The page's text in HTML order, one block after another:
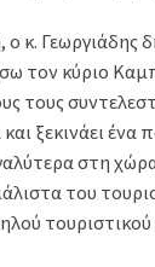
κ. Γεωργιάδης
τον κύριο
τους
ξεκινάει ένα
στη
του